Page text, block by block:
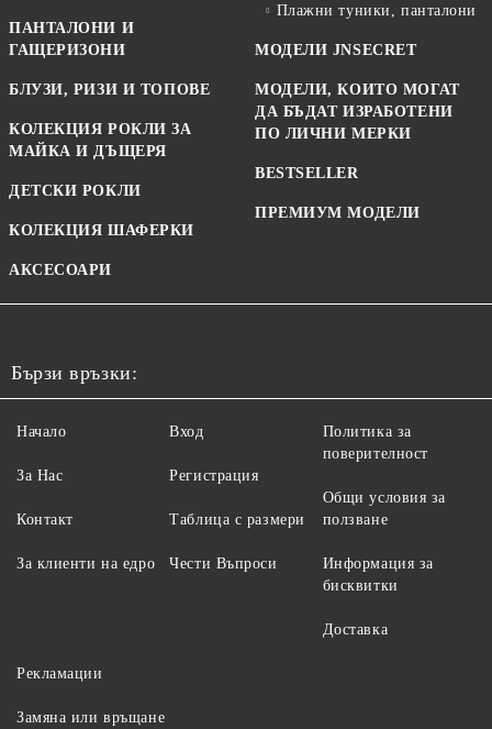
ПАНТАЛОНИ И
ГАЩЕРИЗОНИ
БЛУЗИ, РИЗИ И ТОПОВЕ
КОЛЕКЦИЯ РОКЛИ ЗА
МАЙКА И ДЪЩЕРЯ
ДЕТСКИ РОКЛИ
КОЛЕКЦИЯ ШАФЕРКИ
АКСЕСОАРИ
Плажни туники, панталони
МОДЕЛИ JNSECRET
МОДЕЛИ, КОИТО МОГАТ
ДА БЪДАТ ИЗРАБОТЕНИ
ПО ЛИЧНИ МЕРКИ
BESTSELLER
ПРЕМИУМ МОДЕЛИ
Бързи връзки:
Начало
За Нас
Контакт
За клиенти на едро
Вход
Регистрация
Таблица с размери
Чести Въпроси
Политика за
поверителност
Общи условия за
ползване
Информация за
бисквитки
Доставка
Рекламации
Замяна или връщане